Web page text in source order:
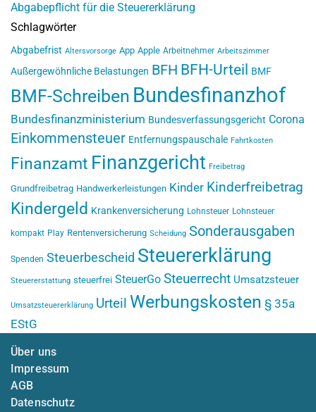
Abgabepflicht für die Steuererklärung
Schlagwörter
Abgabefrist Altersvorsorge App Apple Arbeitnehmer Arbeitszimmer
Außergewöhnliche Belastungen BFH BFH-Urteil BMF
BMF-Schreiben Bundesfinanzhof
Bundesfinanzministerium Bundesverfassungsgericht Corona
Einkommensteuer Entfernungspauschale Fahrtkosten
Finanzamt Finanzgericht Freibetrag
Grundfreibetrag Handwerkerleistungen Kinder Kinderfreibetrag
Kindergeld Krankenversicherung Lohnsteuer Lohnsteuer
kompakt Play Rentenversicherung Scheidung Sonderausgaben
Spenden Steuerbescheid Steuererklärung
Steuererstattung steuerfrei SteuerGo Steuerrecht Umsatzsteuer
Umsatzsteuererklärung Urteil Werbungskosten § 35a
EStG
Über uns
Impressum
AGB
Datenschutz